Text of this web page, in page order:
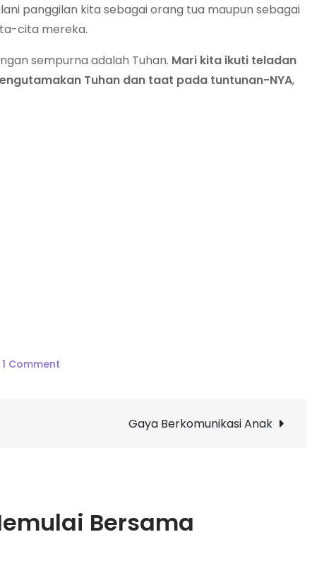
panggilan kita sebagai orang tua maupun sebagai
cita mereka.
sempurna adalah Tuhan. Mari kita ikuti teladan
Tuhan dan taat pada tuntunan-NYA,
1 Comment
Gaya Berkomunikasi Anak
Bersama